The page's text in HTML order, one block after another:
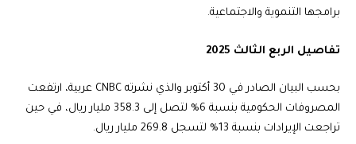
برامجها التنموية والاجتماعية.
تفاصيل الربع الثالث 2025
بحسب البيان الصادر في 30 أكتوبر والذي نشرته CNBC عربية، ارتفعت
المصروفات الحكومية بنسبة 6% لتصل إلى 358.3 مليار ريال، في حين
تراجعت الإيرادات بنسبة 13% لتسجل 269.8 مليار ريال.